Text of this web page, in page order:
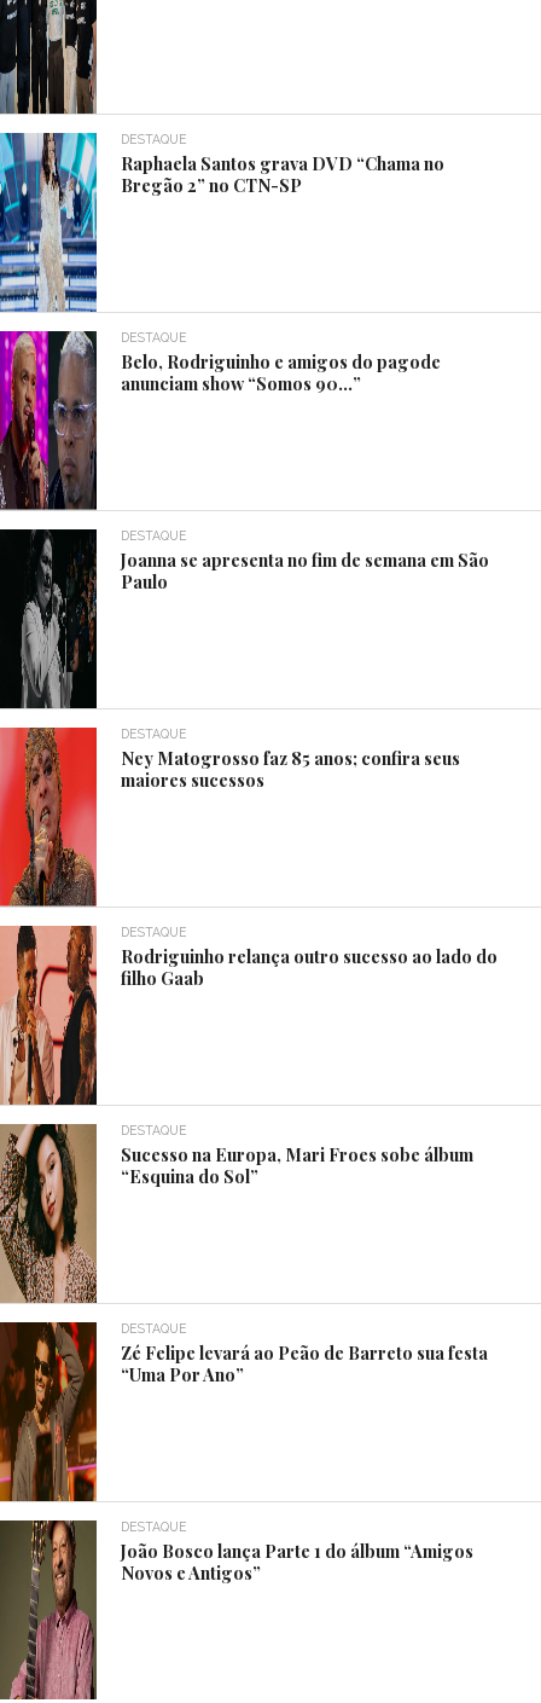
DESTAQUE
Raphaela Santos grava DVD “Chama no
Bregão 2” no CTN-SP
DESTAQUE
Belo, Rodriguinho e amigos do pagode
anunciam show “Somos 90…”
DESTAQUE
Joanna se apresenta no fim de semana em São
Paulo
DESTAQUE
Ney Matogrosso faz 85 anos; confira seus
maiores sucessos
DESTAQUE
Rodriguinho relança outro sucesso ao lado do
filho Gaab
DESTAQUE
Sucesso na Europa, Mari Froes sobe álbum
“Esquina do Sol”
DESTAQUE
Zé Felipe levará ao Peão de Barreto sua festa
“Uma Por Ano”
DESTAQUE
João Bosco lança Parte 1 do álbum “Amigos
Novos e Antigos”